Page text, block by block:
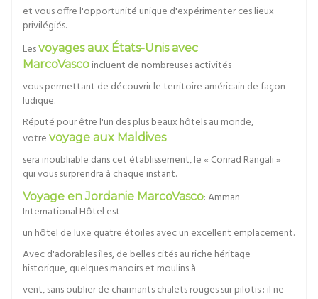
et vous offre l'opportunité unique d'expérimenter ces lieux
privilégiés.
Lesvoyages aux États-Unis avec
MarcoVasco incluent de nombreuses activités
vous permettant de découvrir le territoire américain de façon
ludique.
Réputé pour être l'un des plus beaux hôtels au monde,
votre voyage aux Maldives
sera inoubliable dans cet établissement, le « Conrad Rangali »
qui vous surprendra à chaque instant.
Voyage en Jordanie MarcoVasco: Amman
International Hôtel est
un hôtel de luxe quatre étoiles avec un excellent emplacement.
Avec d'adorables îles, de belles cités au riche héritage
historique, quelques manoirs et moulins à
vent, sans oublier de charmants chalets rouges sur pilotis : il ne